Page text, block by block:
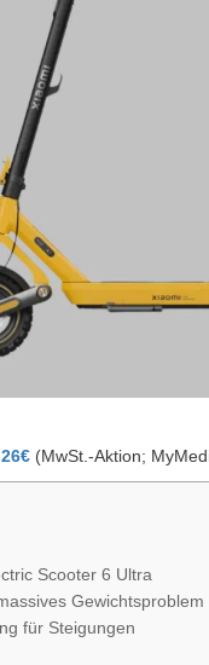
(MwSt.-Aktion;
Scooter 6 Ultra
Gewichtsproblem
für Steigungen